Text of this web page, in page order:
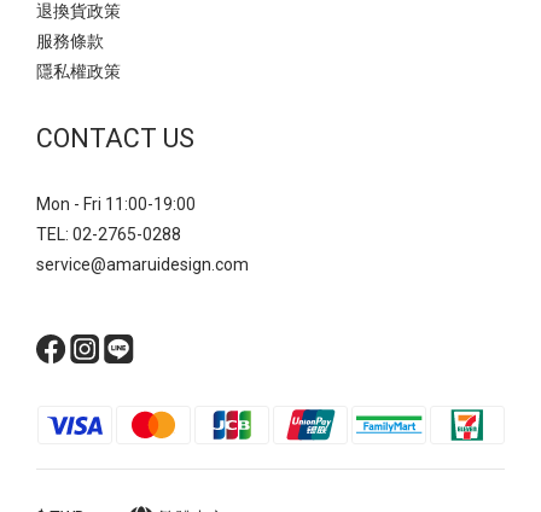
退換貨政策
服務條款
隱私權政策
CONTACT US
Mon - Fri 11:00-19:00
TEL: 02-2765-0288
service@amaruidesign.com